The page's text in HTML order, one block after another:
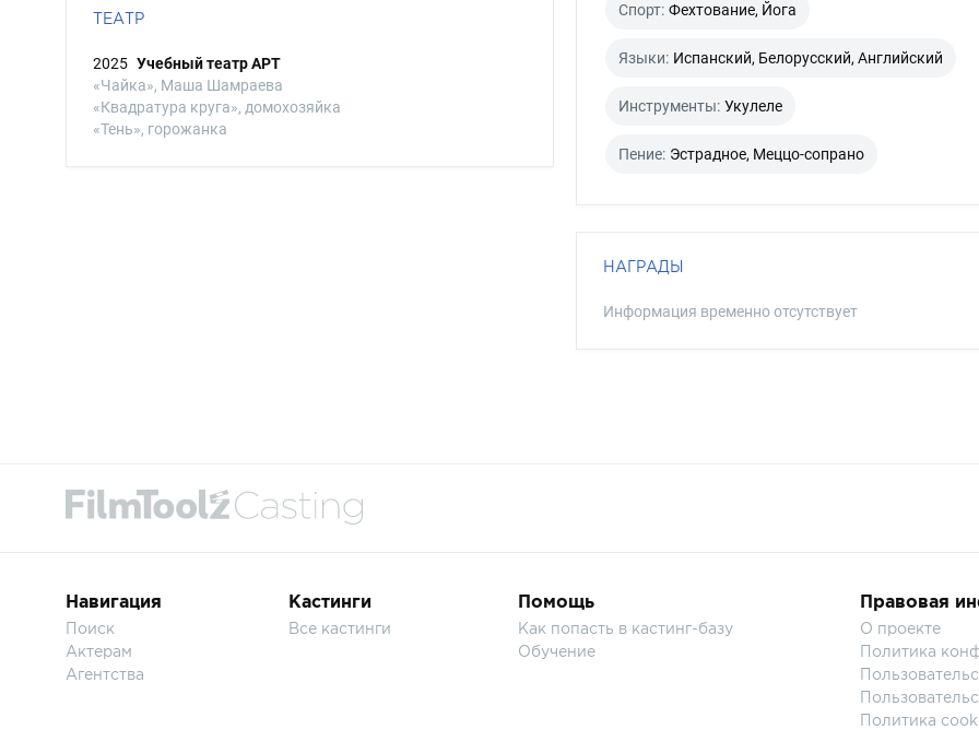
ТЕАТР
2025 Учебный театр АРТ
«Чайка», Маша Шамраева
«Квадратура круга», домохозяйка
«Тень», горожанка
Спорт: Фехтование, Йога
Языки: Испанский, Белорусский, Английский
Инструменты: Укулеле
Пение: Эстрадное, Меццо-сопрано
НАГРАДЫ
Информация временно отсутствует
Навигация
Поиск
Актерам
Агентства
Кастинги
Все кастинги
Помощь
Как попасть в кастинг-базу
Обучение
Правовая
О проекте
Политика
Политика